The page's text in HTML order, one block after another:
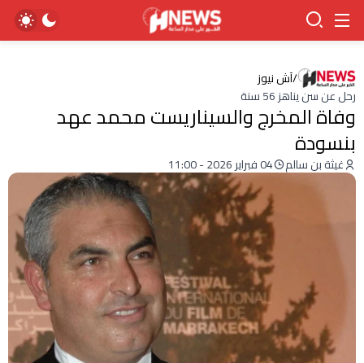
/آش نيوز
رحل عن سن يناهز 56 سنة
وفاة المخرج والسيناريست محمد عهد
بنسودة
غيثة بن سالم 04 فبراير 2026 - 11:00